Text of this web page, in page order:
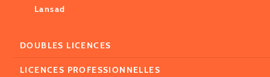
Lansad
DOUBLES LICENCES
LICENCES PROFESSIONNELLES